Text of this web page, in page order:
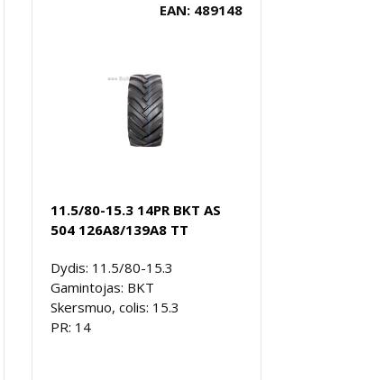
EAN: 489148
11.5/80-15.3 14PR BKT AS
504 126A8/139A8 TT
Dydis: 11.5/80-15.3
Gamintojas: BKT
Skersmuo, colis: 15.3
PR: 14